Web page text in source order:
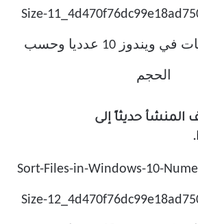
المنشأ حديثاً إلى